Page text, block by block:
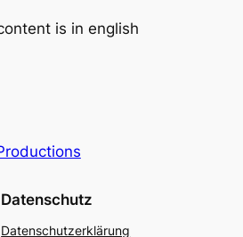
is in english
Datenschutz
Datenschutzerklärung